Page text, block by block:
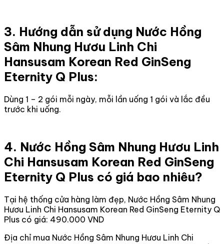
3. Hướng dẫn sử dụng Nước Hồng
Sâm Nhung Hươu Linh Chi
Hansusam Korean Red GinSeng
Eternity Q Plus:
Dùng 1 – 2 gói mỗi ngày, mỗi lần uống 1 gói và lắc đều
trước khi uống.
4. Nước Hồng Sâm Nhung Hươu Linh
Chi Hansusam Korean Red GinSeng
Eternity Q Plus có giá bao nhiêu?
Tại hệ thống cửa hàng làm đẹp, Nước Hồng Sâm Nhung
Hươu Linh Chi Hansusam Korean Red GinSeng Eternity Q
Plus có giá: 490.000 VND
Địa chỉ mua Nước Hồng Sâm Nhung Hươu Linh Chi